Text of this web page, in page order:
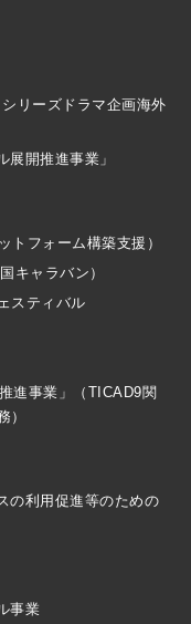
リーズドラマ企画海外
展開推進事業」
トフォーム構築支援）
キャラバン）
スティバル
進事業」（TICAD9関
）
の利用促進等のための
事業